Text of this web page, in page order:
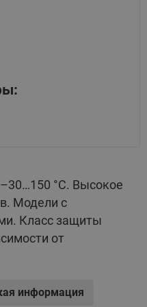
44/55 в зависимости
°C. Высокое
Модели с
Класс защиты
от
информация